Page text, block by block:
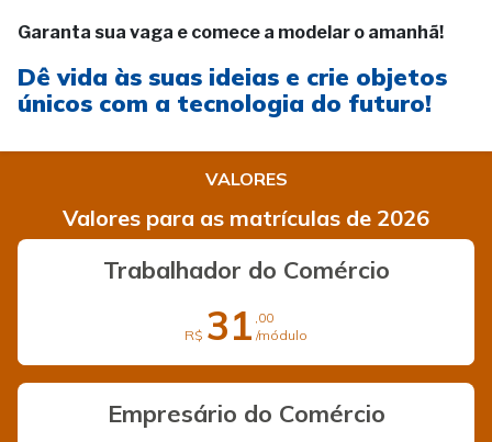
Garanta sua vaga e comece a modelar o amanhã!
Dê vida às suas ideias e crie objetos
únicos com a tecnologia do futuro!
VALORES
Valores para as matrículas de 2026
Trabalhador do Comércio
R$ 31 ,00
/módulo
Empresário do Comércio